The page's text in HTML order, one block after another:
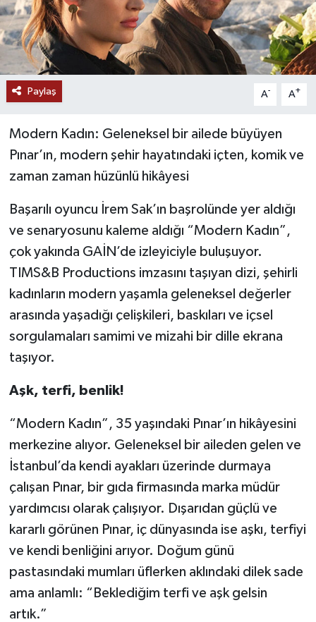
Paylaş A- A+
Modern Kadın: Geleneksel bir ailede büyüyen
Pınar’ın, modern şehir hayatındaki içten, komik ve
zaman zaman hüzünlü hikâyesi
Başarılı oyuncu İrem Sak’ın başrolünde yer aldığı
ve senaryosunu kaleme aldığı “Modern Kadın”,
çok yakında GAİN’de izleyiciyle buluşuyor.
TIMS&B Productions imzasını taşıyan dizi, şehirli
kadınların modern yaşamla geleneksel değerler
arasında yaşadığı çelişkileri, baskıları ve içsel
sorgulamaları samimi ve mizahi bir dille ekrana
taşıyor.
Aşk, terfi, benlik!
“Modern Kadın”, 35 yaşındaki Pınar’ın hikâyesini
merkezine alıyor. Geleneksel bir aileden gelen ve
İstanbul’da kendi ayakları üzerinde durmaya
çalışan Pınar, bir gıda firmasında marka müdür
yardımcısı olarak çalışıyor. Dışarıdan güçlü ve
kararlı görünen Pınar, iç dünyasında ise aşkı, terfiyi
ve kendi benliğini arıyor. Doğum günü
pastasındaki mumları üflerken aklındaki dilek sade
ama anlamlı: “Beklediğim terfi ve aşk gelsin
artık.”